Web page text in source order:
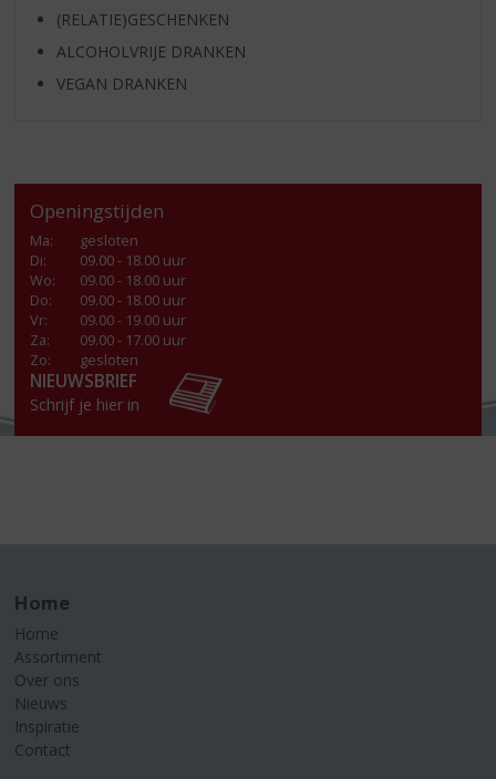
(RELATIE)GESCHENKEN
ALCOHOLVRIJE DRANKEN
VEGAN DRANKEN
Openingstijden
Ma:
gesloten
Di:
09.00 - 18.00 uur
Wo:
09.00 - 18.00 uur
Do:
09.00 - 18.00 uur
Vr:
09.00 - 19.00 uur
Za:
09.00 - 17.00 uur
Zo:
gesloten
NIEUWSBRIEF
Schrijf je hier in
Home
Home
Assortiment
Over ons
Nieuws
Inspiratie
Contact